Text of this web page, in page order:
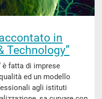
in
Technology”
è fatta di imprese
ed un modello
agli istituti